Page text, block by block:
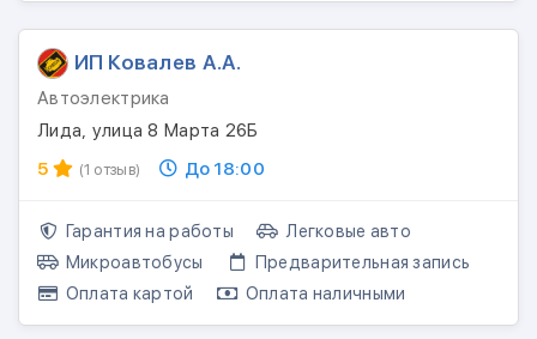
ИП Ковалев А.А.
Автоэлектрика
Лида, улица 8 Марта 26Б
5
(1 отзыв) До 18:00
Гарантия на работы
Легковые авто
Микроавтобусы
Предварительная запись
Оплата картой
Оплата наличными